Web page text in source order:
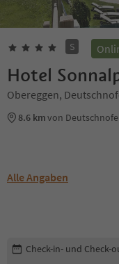
S
Hotel
Obereggen,
8.6 kmvon
Alle Angaben
Buchungsdetails
Check-in- und Check-